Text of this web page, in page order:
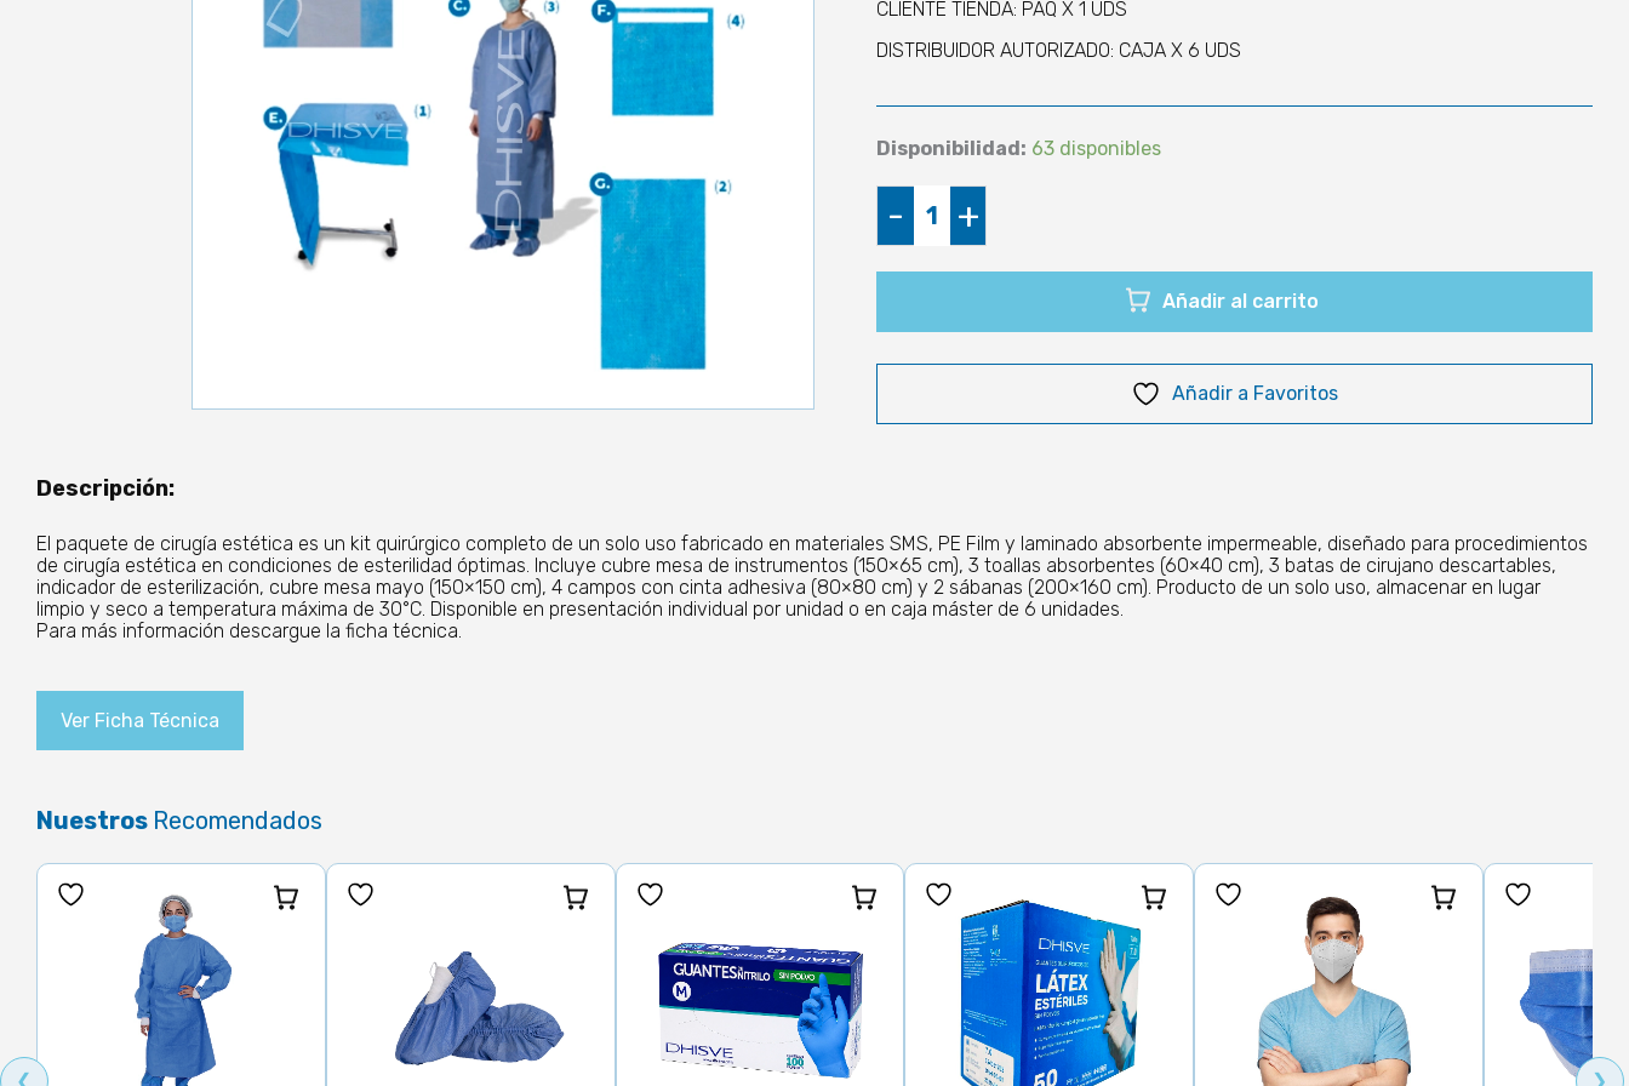
CLIENTE TIENDA: PAQ X 1 UDS
DISTRIBUIDOR AUTORIZADO: CAJA X 6 UDS
Disponibilidad: 63 disponibles
-
Paquete
Estéril
+
Añadir al carrito
Añadir a Favoritos
Descripción:
El paquete de cirugía estética es un kit quirúrgico completo de un solo uso fabricado en materiales SMS, PE Film y laminado absorbente impermeable, diseñado para procedimientos
de cirugía estética en condiciones de esterilidad óptimas. Incluye cubre mesa de instrumentos (150×65 cm), 3 toallas absorbentes (60×40 cm), 3 batas de cirujano descartables,
indicador de esterilización, cubre mesa mayo (150×150 cm), 4 campos con cinta adhesiva (80×80 cm) y 2 sábanas (200×160 cm). Producto de un solo uso, almacenar en lugar
limpio y seco a temperatura máxima de 30°C. Disponible en presentación individual por unidad o en caja máster de 6 unidades.
Para más información descargue la ficha técnica.
Ver Ficha Técnica
Nuestros Recomendados
❮ ❯